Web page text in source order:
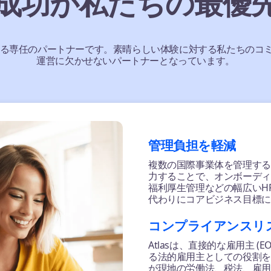
専任のパートナーです。素晴らしい体験に対する私たちのコ
運営に欠かせないパートナーとなっています。
管理負担を軽減
複数の国際事業体を管理す
力することで、オンボーデ
福利厚生管理などの幅広い
代わりにコアビジネス目標
コンプライアンスリ
Atlasは、直接的な雇用主
る法的雇用主としての役割
が現地の労働法、税法、雇